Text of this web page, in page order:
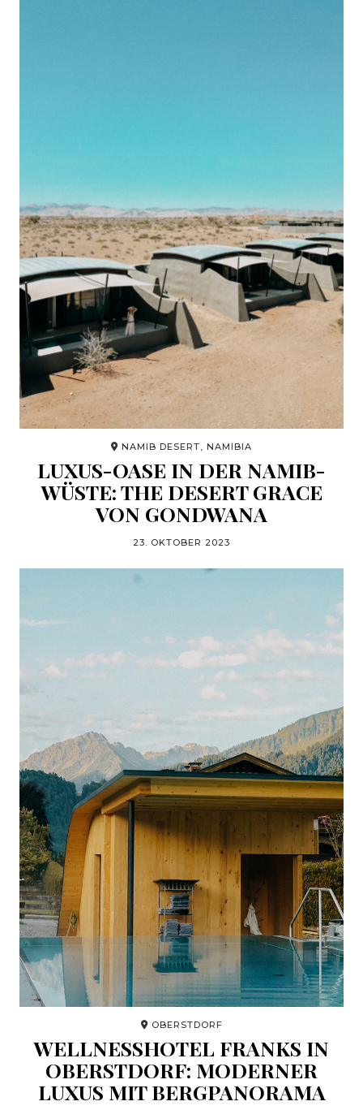
NAMIB DESERT, NAMIBIA
LUXUS-OASE IN DER NAMIB-
WÜSTE: THE DESERT GRACE
VON GONDWANA
23. OKTOBER 2023
OBERSTDORF
WELLNESSHOTEL FRANKS IN
OBERSTDORF: MODERNER
LUXUS MIT BERGPANORAMA